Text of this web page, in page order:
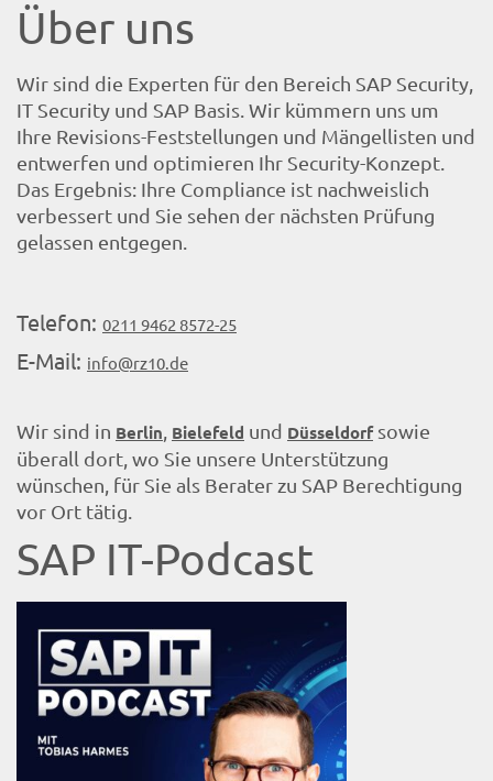
Über uns
Wir sind die Experten für den Bereich SAP Security,
IT Security und SAP Basis. Wir kümmern uns um
Ihre Revisions-Feststellungen und Mängellisten und
entwerfen und optimieren Ihr Security-Konzept.
Das Ergebnis: Ihre Compliance ist nachweislich
verbessert und Sie sehen der nächsten Prüfung
gelassen entgegen.
Telefon: 0211 9462 8572-25
E-Mail: info@rz10.de
Wir sind in Berlin Bielefeld und Düsseldorfsowie
überall dort, wo Sie unsere Unterstützung
wünschen, für Sie als Berater zu SAP Berechtigung
vor Ort tätig.
SAP IT-Podcast